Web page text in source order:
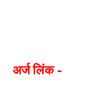
अर्ज लिंक -